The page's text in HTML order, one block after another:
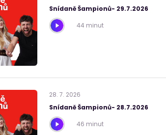
Snídaně Šampionů- 29.7.2026
44 minut
28. 7. 2026
Snídaně Šampionů- 28.7.2026
46 minut